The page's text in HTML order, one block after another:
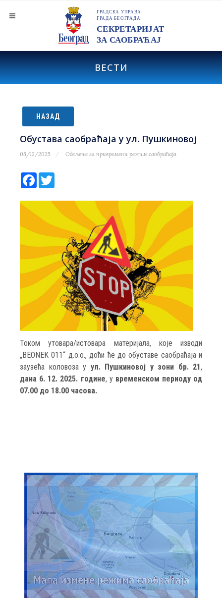
ВЕСТИ
НАЗАД
Обустава саобраћаја у ул. Пушкиновој
05/12/2025 Одељење за привремени режим саобраћаја
Facebook
Током утовара/истовара материјала, које изводи
„BEONEK 011“ д.о.о., доћи ће до обуставе саобраћаја и
заузећа коловоза у ул. Пушкиновој у зони бр. 21,
дана 6. 12. 2025. године, увременском периоду од
07.00 до 18.00 часова.